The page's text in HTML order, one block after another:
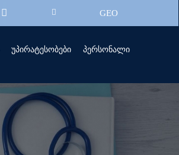
GEO
უპირატესობები პერსონალი